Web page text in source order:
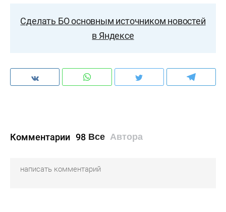
Сделать БО основным источником новостей
в Яндексе
Комментарии 98 Все Автора